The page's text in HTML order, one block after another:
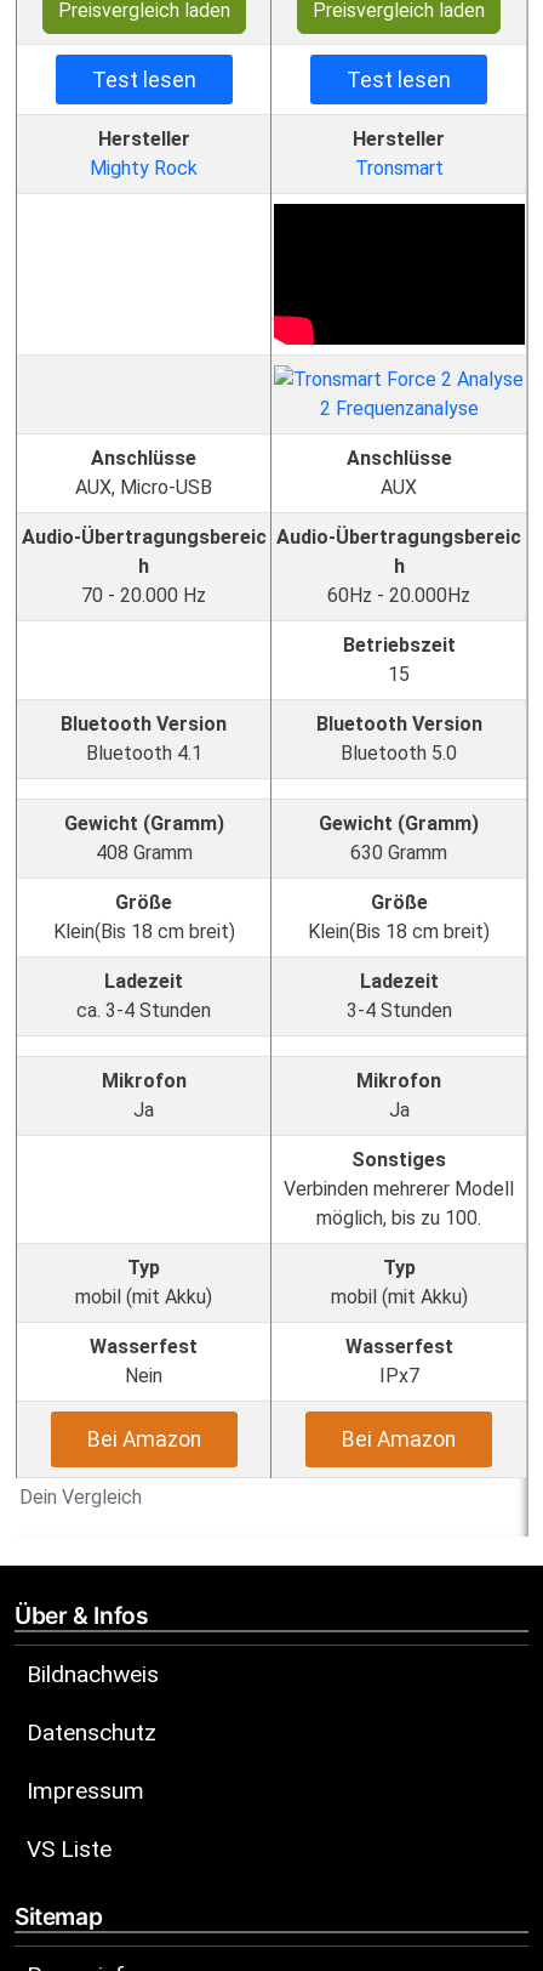
Dein Vergleich
Preisvergleich laden Preisvergleich laden
Test lesen Test lesen
Hersteller
Mighty Rock
Hersteller
Tronsmart
Anschlüsse
AUX, Micro-USB
Anschlüsse
AUX
Audio-Übertragungsbereic
h
70 - 20.000 Hz
Audio-Übertragungsbereic
h
60Hz - 20.000Hz
Betriebszeit
15
Bluetooth Version
Bluetooth 4.1
Bluetooth Version
Bluetooth 5.0
Gewicht (Gramm)
408 Gramm
Gewicht (Gramm)
630 Gramm
Größe
Klein(Bis 18 cm breit)
Größe
Klein(Bis 18 cm breit)
Ladezeit
ca. 3-4 Stunden
Ladezeit
3-4 Stunden
Mikrofon
Ja
Mikrofon
Ja
Sonstiges
Verbinden mehrerer Modell
möglich, bis zu 100.
Typ
mobil (mit Akku)
Typ
mobil (mit Akku)
Wasserfest
Nein
Wasserfest
IPx7
Bei Amazon Bei Amazon
Über & Infos
Bildnachweis
Datenschutz
Impressum
VS Liste
Sitemap